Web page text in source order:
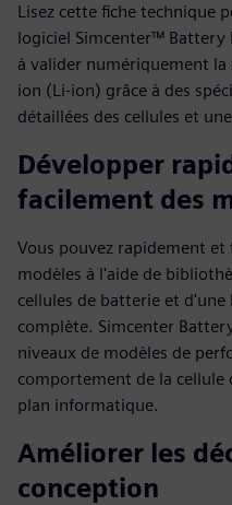
Lisez cette fiche technique
logiciel Simcenter™
à valider numériquement
ion (Li-ion) grâce à des
détaillées des cellules et
Développer
facilement des
Vous pouvez rapidement
modèles à l'aide de
cellules de batterie et d'une
complète. Simcenter
niveaux de modèles de
comportement de la cellule
plan informatique.
Améliorer les
conception